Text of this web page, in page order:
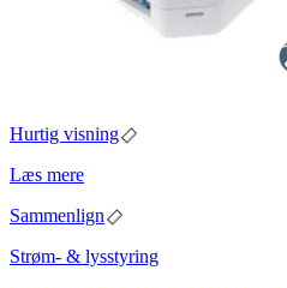
Hurtig visning
Læs mere
Sammenlign
Strøm- & lysstyring